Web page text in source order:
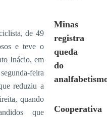
de 49
e teve o
Inácio, em
feira
reduziu a
quando
que
Minas
registra
queda
do
Cooperativa